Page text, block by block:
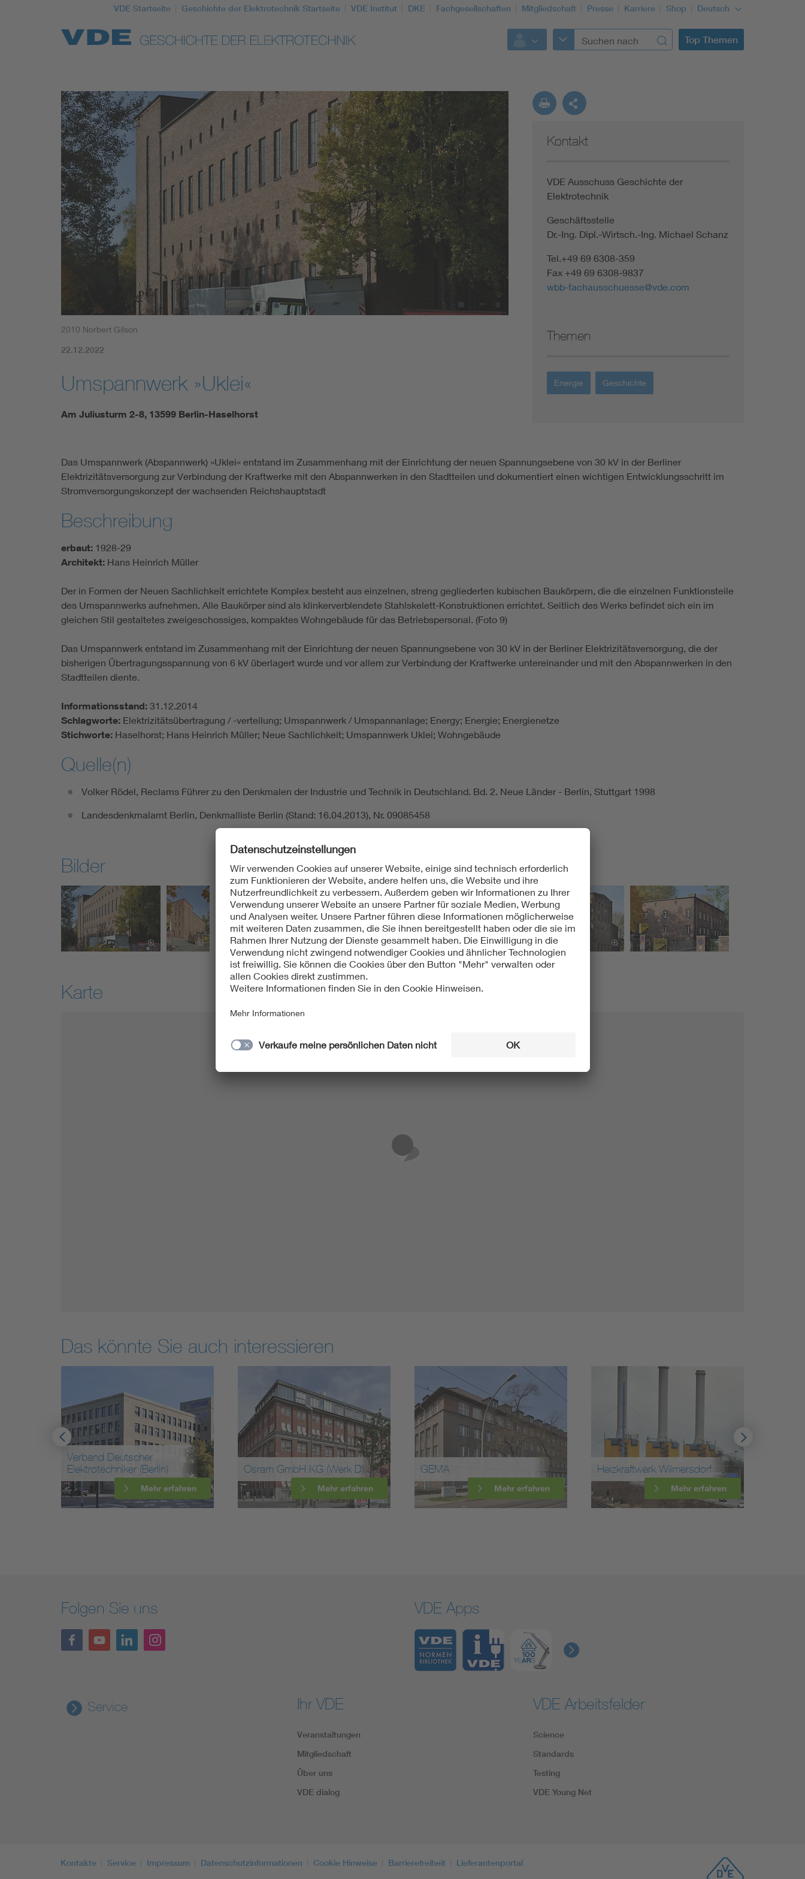
VDE Startseite Geschichte der Elektrotechnik Startseite VDE Institut DKE Fachgesellschaften Mitgliedschaft Presse Karriere Shop Deutsch
Top Themen
Top Themen
Weitere Themen
2010 Norbert Gilson
22.12.2022
Umspannwerk »Uklei«
Am Juliusturm 2-8, 13599 Berlin-Haselhorst
Kontakt
VDE Ausschuss Geschichte der
Elektrotechnik
Geschäftsstelle
Dr.-Ing. Dipl.-Wirtsch.-Ing. Michael Schanz
Tel.+49 69 6308-359
Fax +49 69 6308-9837
wbb-fachausschuesse@vde.com
Themen
Energie Geschichte
Das Umspannwerk (Abspannwerk) »Uklei« entstand im Zusammenhang mit der Einrichtung der neuen Spannungsebene von 30 kV in der Berliner
Elektrizitätsversorgung zur Verbindung der Kraftwerke mit den Abspannwerken in den Stadtteilen und dokumentiert einen wichtigen Entwicklungsschritt im
Stromversorgungskonzept der wachsenden Reichshauptstadt
Beschreibung
erbaut: 1928-29
Architekt: Hans Heinrich Müller
Der in Formen der Neuen Sachlichkeit errichtete Komplex besteht aus einzelnen, streng gegliederten kubischen Baukörpern, die die einzelnen Funktionsteile
des Umspannwerks aufnehmen. Alle Baukörper sind als klinkerverblendete Stahlskelett-Konstruktionen errichtet. Seitlich des Werks befindet sich ein im
gleichen Stil gestaltetes zweigeschossiges, kompaktes Wohngebäude für das Betriebspersonal. (Foto 9)
Das Umspannwerk entstand im Zusammenhang mit der Einrichtung der neuen Spannungsebene von 30 kV in der Berliner Elektrizitätsversorgung, die der
bisherigen Übertragungsspannung von 6 kV überlagert wurde und vor allem zur Verbindung der Kraftwerke untereinander und mit den Abspannwerken in den
Stadtteilen diente.
Informationsstand: 31.12.2014
Schlagworte: Elektrizitätsübertragung / -verteilung; Umspannwerk / Umspannanlage; Energy; Energie; Energienetze
Stichworte: Haselhorst; Hans Heinrich Müller; Neue Sachlichkeit; Umspannwerk Uklei; Wohngebäude
Quelle(n)
Volker Rödel, Reclams Führer zu den Denkmalen der Industrie und Technik in Deutschland. Bd. 2. Neue Länder - Berlin, Stuttgart 1998
Landesdenkmalamt Berlin, Denkmalliste Berlin (Stand: 16.04.2013), Nr. 09085458
Bilder
Karte
Das könnte Sie auch interessieren
Verband Deutscher
Elektrotechniker (Berlin)
Mehr erfahren
Osram GmbH KG (Werk D)
Mehr erfahren
GEMA
Mehr erfahren
Heizkraftwerk Wilmersdorf
Mehr erfahren
Folgen Sie uns VDE Apps
Service Ihr VDE
Veranstaltungen
Mitgliedschaft
Über uns
VDE dialog
VDE Arbeitsfelder
Science
Standards
Testing
VDE Young Net
Kontakte Service Impressum Datenschutzinformationen Cookie Hinweise Barrierefreiheit
Lieferantenportal